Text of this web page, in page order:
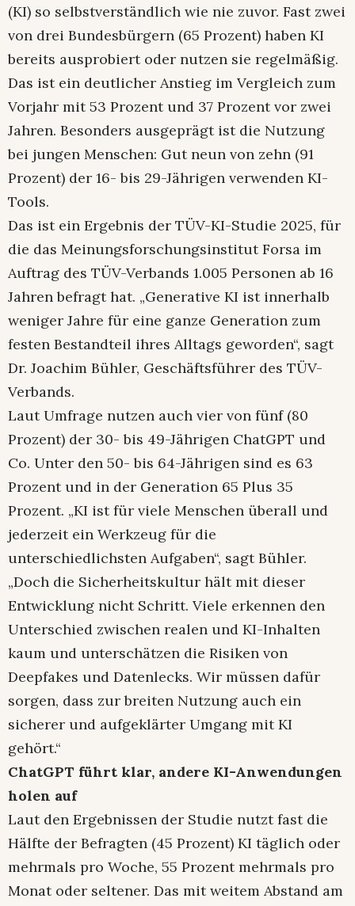
(KI) so selbstverständlich wie nie zuvor. Fast zwei
von drei Bundesbürgern (65 Prozent) haben KI
bereits ausprobiert oder nutzen sie regelmäßig.
Das ist ein deutlicher Anstieg im Vergleich zum
Vorjahr mit 53 Prozent und 37 Prozent vor zwei
Jahren. Besonders ausgeprägt ist die Nutzung
bei jungen Menschen: Gut neun von zehn (91
Prozent) der 16- bis 29-Jährigen verwenden KI-
Tools.
Das ist ein Ergebnis der TÜV-KI-Studie 2025, für
die das Meinungsforschungsinstitut Forsa im
Auftrag des TÜV-Verbands 1.005 Personen ab 16
Jahren befragt hat. „Generative KI ist innerhalb
weniger Jahre für eine ganze Generation zum
festen Bestandteil ihres Alltags geworden“, sagt
Dr. Joachim Bühler, Geschäftsführer des TÜV-
Verbands.
Laut Umfrage nutzen auch vier von fünf (80
Prozent) der 30- bis 49-Jährigen ChatGPT und
Co. Unter den 50- bis 64-Jährigen sind es 63
Prozent und in der Generation 65 Plus 35
Prozent. „KI ist für viele Menschen überall und
jederzeit ein Werkzeug für die
unterschiedlichsten Aufgaben“, sagt Bühler.
„Doch die Sicherheitskultur hält mit dieser
Entwicklung nicht Schritt. Viele erkennen den
Unterschied zwischen realen und KI-Inhalten
kaum und unterschätzen die Risiken von
Deepfakes und Datenlecks. Wir müssen dafür
sorgen, dass zur breiten Nutzung auch ein
sicherer und aufgeklärter Umgang mit KI
gehört.“
ChatGPT führt klar, andere KI-Anwendungen
holen auf
Laut den Ergebnissen der Studie nutzt fast die
Hälfte der Befragten (45 Prozent) KI täglich oder
mehrmals pro Woche, 55 Prozent mehrmals pro
Monat oder seltener. Das mit weitem Abstand am